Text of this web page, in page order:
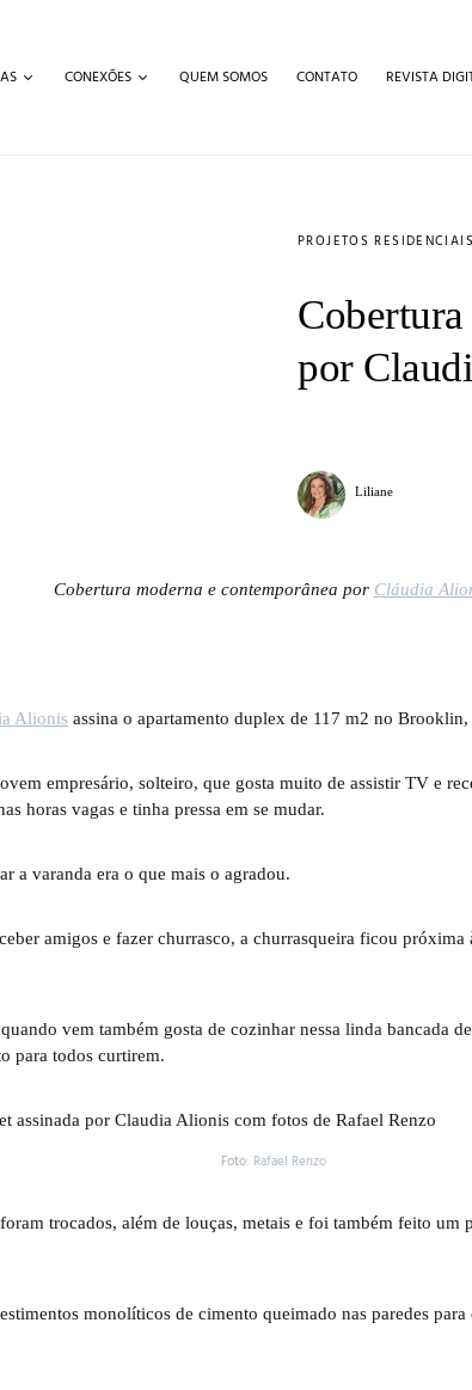
CONEXÕES QUEM SOMOS CONTATO REVISTA
PROJETOS RESIDENCIAIS
por
Liliane
Cobertura moderna e contemporânea por Cláudia
Alionis assina o apartamento duplex de 117 m2 no Brooklin,
empresário, solteiro, que gosta muito de assistir TV e
horas vagas e tinha pressa em se mudar.
a varanda era o que mais o agradou.
amigos e fazer churrasco, a churrasqueira ficou próxima
vem também gosta de cozinhar nessa linda bancada
para todos curtirem.
Foto: Rafael Renzo
trocados, além de louças, metais e foi também feito um
monolíticos de cimento queimado nas paredes